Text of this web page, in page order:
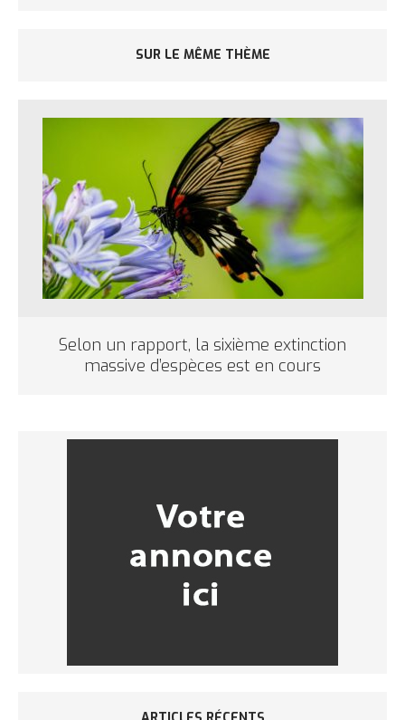
SUR LE MÊME THÈME
Selon un rapport, la sixième extinction
massive d’espèces est en cours